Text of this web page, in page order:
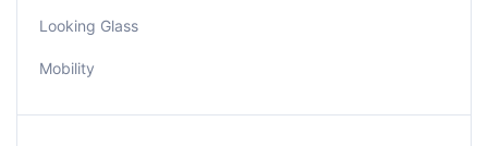
Looking Glass
Mobility